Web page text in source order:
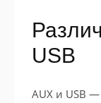
USB
AUX и USB